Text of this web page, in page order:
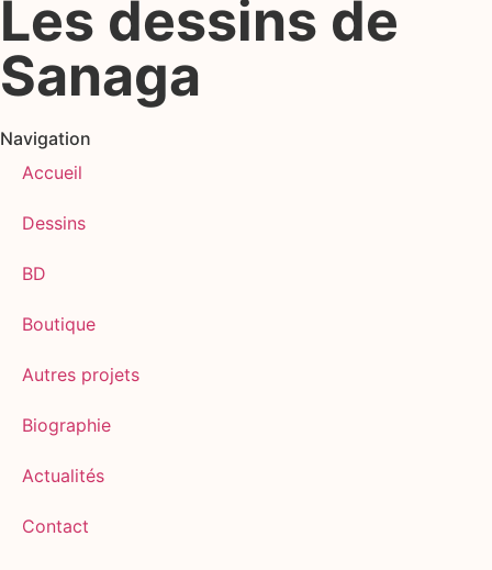
Les dessins de
Sanaga
Navigation
Accueil
Dessins
BD
Boutique
Autres projets
Biographie
Actualités
Contact